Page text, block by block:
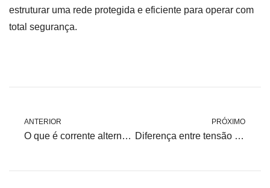
estruturar uma rede protegida e eficiente para operar com
total segurança.
ANTERIOR
O que é corrente alternada e corrente contínua?
PRÓXIMO
Diferença entre tensão nominal e tensão real: entenda como isso afeta seus equipamentos